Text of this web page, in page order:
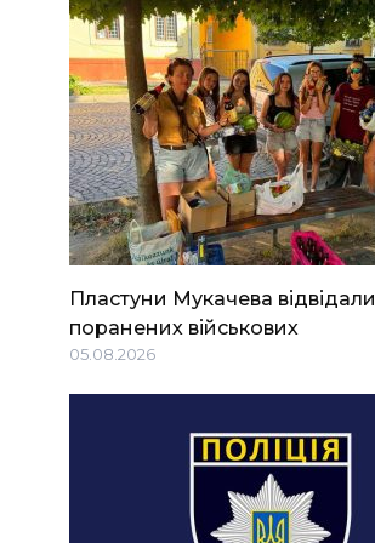
Пластуни Мукачева відвідали
поранених військових
05.08.2026